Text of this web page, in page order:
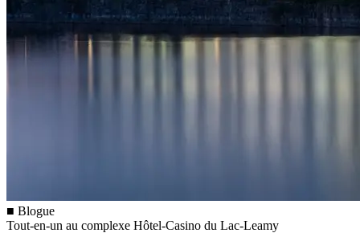
■ Blogue
Tout-en-un au complexe Hôtel-Casino du Lac-Leamy